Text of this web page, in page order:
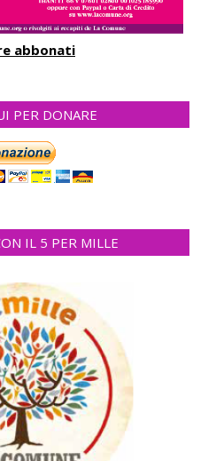
abbonati
PER DONARE
IL 5 PER MILLE